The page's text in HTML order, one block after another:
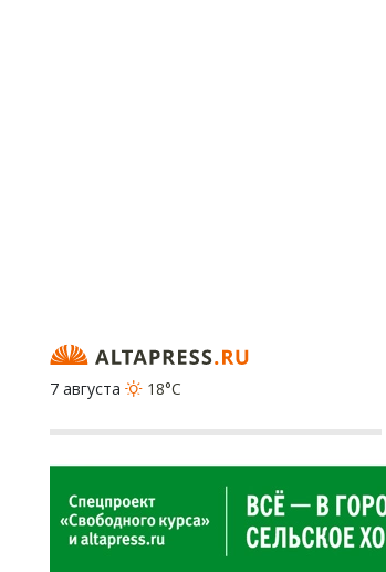
7 августа
18°C